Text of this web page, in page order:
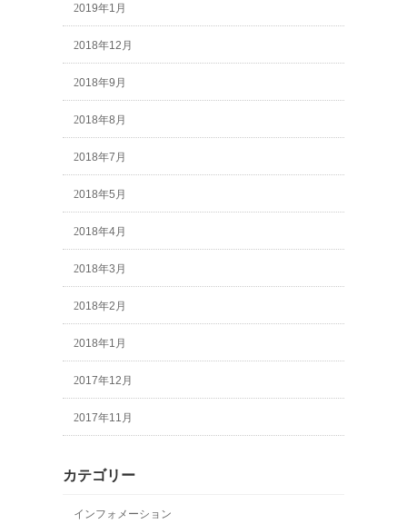
2019年1月
2018年12月
2018年9月
2018年8月
2018年7月
2018年5月
2018年4月
2018年3月
2018年2月
2018年1月
2017年12月
2017年11月
カテゴリー
インフォメーション